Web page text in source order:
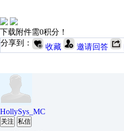
下载附件需0积分！
分享到：
收藏 邀请回答
HollySys_MC
关注 私信